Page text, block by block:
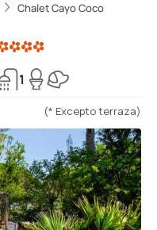
Chalet Cayo Coco
1
(* Excepto terraza)